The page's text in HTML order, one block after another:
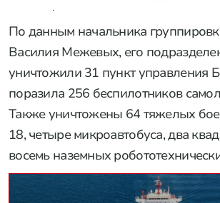
По данным начальника
Василия Межевых, его
уничтожили 31 пункт
поразила 256 беспилотников
Также уничтожены 64 тяжелых
18, четыре микроавтобуса, два
восемь наземных